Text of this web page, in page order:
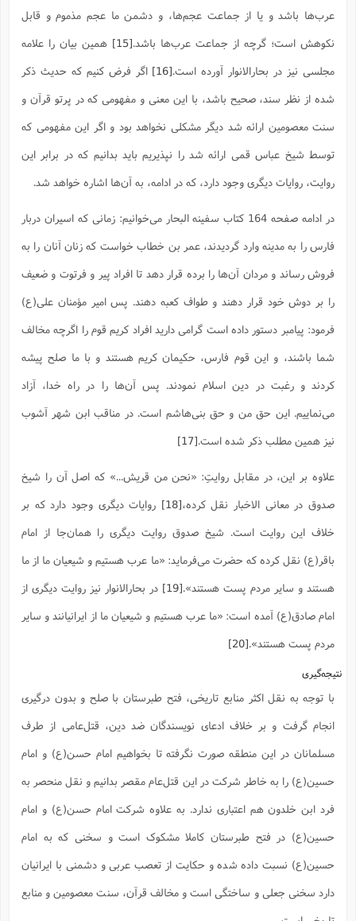
عرب‌ها باشد و یا از جماعت عجم‌ها، و دشمن ما عجم مذموم و قابل
نکوهش است؛ گرچه از جماعت عرب‌ها باشد.[15]
همین بیان را علامه
مجلسی نیز در بحارالانوار آورده است.[16]
اگر فرض کنیم که حدیث ذکر
شده از نظر سند، صحیح باشد، با این معنی و مفهومی که در پرتو قرآن و
سنت معصومین ارائه شد دیگر مشکلی نخواهد بود و اگر این مفهومی که
توسط شیخ عباس قمی ارائه شد را نپذیریم باید بدانیم که در برابر این
روایت، روایات دیگری وجود دارد، که در ادامه، به آن‌ها اشاره خواهد شد.
در ادامه صفحه 164 کتاب سفینه البحار می‌خوانیم: زمانی که اسیران دربار
فارس را به مدینه وارد گردیدند، عمر بن خطاب خواست که زنان آنان را به
فروش رساند و مردان آن‌ها را برده قرار دهد تا افراد پیر و فرتوت و ضعیف
را بر دوش خود قرار دهند و طواف کعبه دهند. پس امیر مؤمنان علی(ع)
فرمود: پیامبر دستور داده است گرامی دارید افراد کریم قوم را اگرچه مخالف
شما باشند، و این قوم فارس، حکیمان کریم هستند و با ما صلح پیشه
کردند و رغبت در دین اسلام نمودند. پس آن‌ها را در راه خدا، آزاد
می‌نماییم. این حق من و حق بنی‌هاشم است. در مناقب ابن شهر آشوب
نیز همین مطلب ذکر شده است.[17]
علاوه بر این، در مقابل روایتِ: «نحن من قریش...» که اصل آن را شیخ
صدوق در معانی الاخبار نقل کرده،[18]
روایات دیگری وجود دارد که بر
خلاف این روایت است. شیخ صدوق روایت دیگری را همان‌جا از امام
باقر(ع) نقل کرده که حضرت می‌فرماید: «ما عرب هستیم و شیعیان ما از ما
هستند و سایر مردم پست هستند».[19]
در بحارالانوار نیز روایت دیگری از
امام صادق(ع) آمده است: «ما عرب هستیم و شیعیان ما از ایرانیانند و سایر
مردم پست هستند».[20]
نتیجه‌گیری
با توجه به نقل اکثر منابع تاریخی، فتح طبرستان با صلح و بدون درگیری
انجام گرفت و بر خلاف ادعای نویسندگان ضد دین، قتل‌عامی از طرف
مسلمانان در این منطقه صورت نگرفته تا بخواهیم امام حسن(ع) و امام
حسین(ع) را به خاطر شرکت در این قتل‌عام مقصر بدانیم و نقل منحصر به
فرد ابن خلدون هم اعتباری ندارد. به علاوه شرکت امام حسن(ع) و امام
حسین(ع) در فتح طبرستان کاملا مشکوک است و سخنی که به امام
حسین(ع) نسبت داده شده و حکایت از تعصب عربی و دشمنی با ایرانیان
دارد سخنی جعلی و ساختگی است و مخالف قرآن، سنت معصومین و منابع